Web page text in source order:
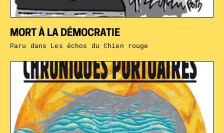
MORT À LA DÉMOCRATIE
Paru dans Les échos du Chien rouge